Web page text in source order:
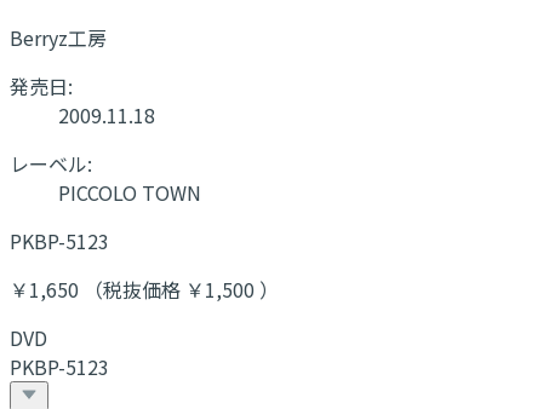
Berryz工房
発売日:
2009.11.18
レーベル:
PICCOLO TOWN
PKBP-5123
￥1,650 （税抜価格 ￥1,500 ）
DVD
PKBP-5123